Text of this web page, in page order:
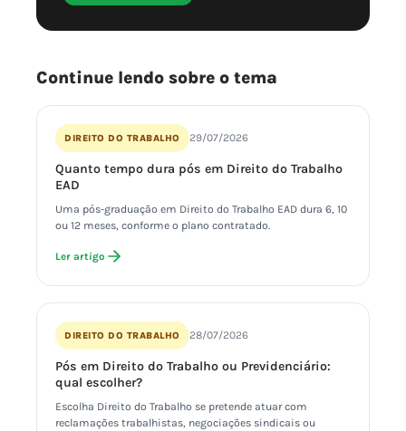
Continue lendo sobre o tema
DIREITO DO TRABALHO 29/07/2026
Quanto tempo dura pós em Direito do Trabalho
EAD
Uma pós-graduação em Direito do Trabalho EAD dura 6, 10
ou 12 meses, conforme o plano contratado.
Ler artigo
DIREITO DO TRABALHO 28/07/2026
Pós em Direito do Trabalho ou Previdenciário:
qual escolher?
Escolha Direito do Trabalho se pretende atuar com
reclamações trabalhistas, negociações sindicais ou